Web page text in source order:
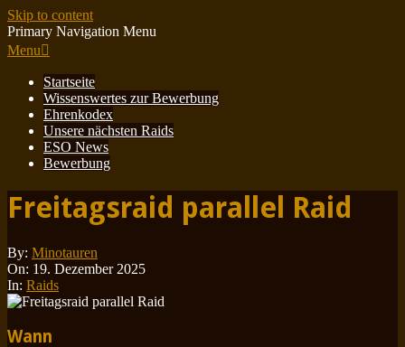
Skip to content
Primary Navigation Menu
Menu
Startseite
Wissenswertes zur Bewerbung
Ehrenkodex
Unsere nächsten Raids
ESO News
Bewerbung
Freitagsraid parallel Raid
By: Minotauren
On: 19. Dezember 2025
In: Raids
Wann